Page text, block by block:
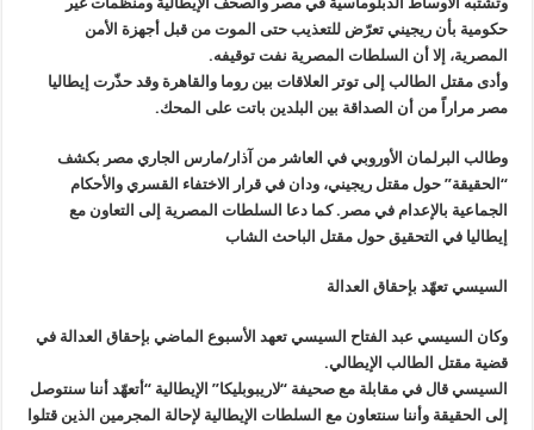
حكومية بأن ريجيني تعرّض للتعذيب حتى الموت من قبل أجهزة الأمن
المصرية، إلا أن السلطات المصرية نفت توقيفه.
وأدى مقتل الطالب إلى توتر العلاقات بين روما والقاهرة وقد حذّرت إيطاليا
مصر مراراً من أن الصداقة بين البلدين باتت على المحك.
وطالب البرلمان الأوروبي في العاشر من آذار/مارس الجاري مصر بكشف
“الحقيقة”حول مقتل ريجيني، ودان في قرار الاختفاء القسري والأحكام
الجماعية بالإعدام في مصر. كما دعا السلطات المصرية إلى التعاون مع
إيطاليا في التحقيق حول مقتل الباحث الشاب
السيسي تعهّد بإحقاق العدالة
وكان السيسي عبد الفتاح السيسي تعهد الأسبوع الماضي بإحقاق العدالة في
قضية مقتل الطالب الإيطالي.
السيسي قال في مقابلة مع صحيفة “لاريبوبليكا” الإيطالية “أتعهّد أننا سنتوصل
إلى الحقيقة وأننا سنتعاون مع السلطات الإيطالية لإحالة المجرمين الذين قتلوا